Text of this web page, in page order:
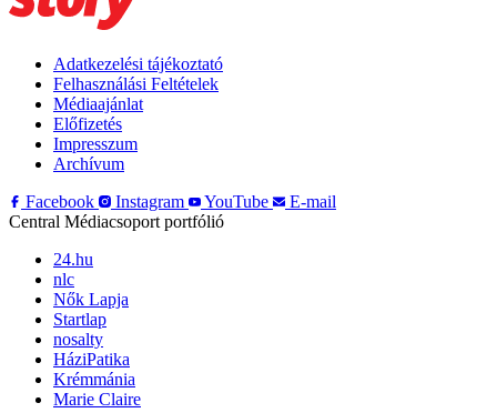
Adatkezelési tájékoztató
Felhasználási Feltételek
Médiaajánlat
Előfizetés
Impresszum
Archívum
Facebook
Instagram YouTube
E-mail
Central Médiacsoport portfólió
24.hu
nlc
Nők Lapja
Startlap
nosalty
HáziPatika
Krémmánia
Marie Claire